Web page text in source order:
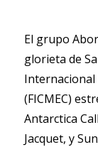
El grupo
glorieta de
Internacional
(FICMEC)
Antarctica
Jacquet, y